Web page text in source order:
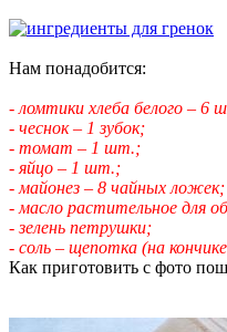
Нам понадобится:
- ломтики хлеба белого – 6
- чеснок – 1 зубок;
- томат – 1 шт.;
- яйцо – 1 шт.;
- майонез – 8 чайных ложек;
- масло растительное для
- зелень петрушки;
- соль – щепотка (на
Как приготовить с фото